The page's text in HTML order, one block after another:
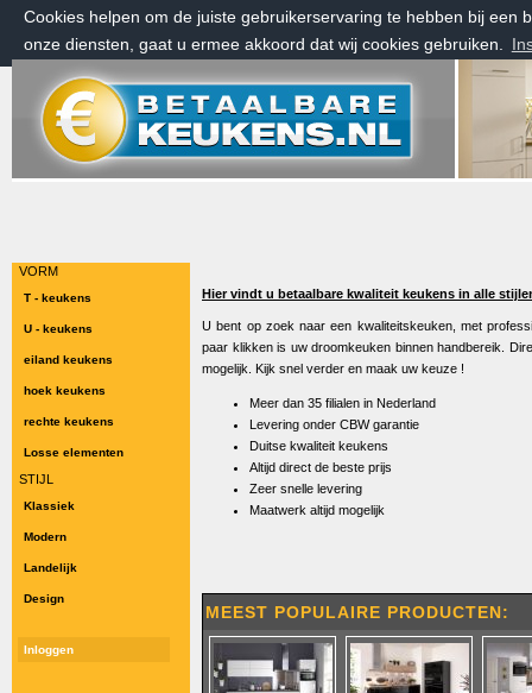
Cookies helpen om de juiste gebruikerservaring te hebben bij een
onze diensten, gaat u ermee akkoord dat wij cookies gebruiken.
vrijdag 7 augustus 2026, 06:25 uur
Welkom bij Betaalbarekeukens.nl
VORM
T - keukens
U - keukens
eiland keukens
hoek keukens
rechte keukens
Losse elementen
STIJL
Klassiek
Modern
Landelijk
Design
Inloggen
Hier vindt u betaalbare kwaliteit keukens in alle
U bent op zoek naar een kwaliteitskeuken, met
paar klikken is uw droomkeuken binnen handbereik.
mogelijk. Kijk snel verder en maak uw keuze !
Meer dan 35 filialen in Nederland
Levering onder CBW garantie
Duitse kwaliteit keukens
Altijd direct de beste prijs
Zeer snelle levering
Maatwerk altijd mogelijk
MEEST POPULAIRE PRODUCTEN: